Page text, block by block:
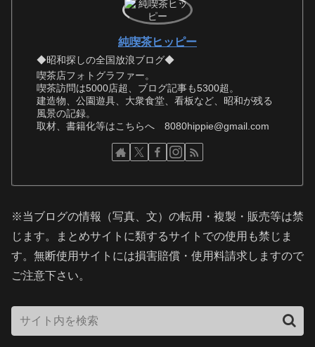
純喫茶ヒッピー
◆昭和探しの全国放浪ブログ◆
喫茶店フォトグラファー。
喫茶訪問は5000店超、ブログ記事も5300超。
建造物、公園遊具、大衆食堂、看板など、昭和が残る
風景の記録。
取材、書籍化等はこちらへ 8080hippie@gmail.com
※当ブログの情報（写真、文）の転用・複製・販売等は禁
じます。まとめサイトに類するサイトでの使用も禁じま
す。無断使用サイトには損害賠償・使用料請求しますので
ご注意下さい。